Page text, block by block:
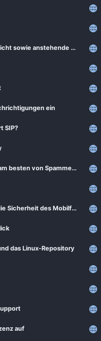
Neues von Linux: 6.17 veröffentlicht sowie anstehende bcachefs-Entfernung
ein
SIP?
DMARC, SPF und DKIM werden am besten von Spammern erfüllt
Podcastepisode: Einführung in die Sicherheit des Mobilfunks
das Linux-Repository
auf